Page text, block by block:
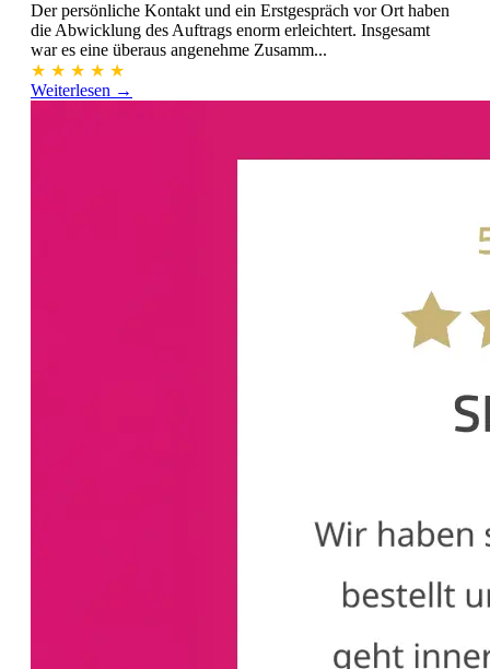
Der persönliche Kontakt und ein Erstgespräch vor Ort haben
die Abwicklung des Auftrags enorm erleichtert. Insgesamt
war es eine überaus angenehme Zusamm...
★ ★ ★ ★ ★
Weiterlesen →